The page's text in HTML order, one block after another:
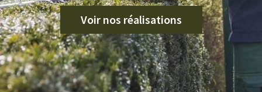
Voir nos réalisations